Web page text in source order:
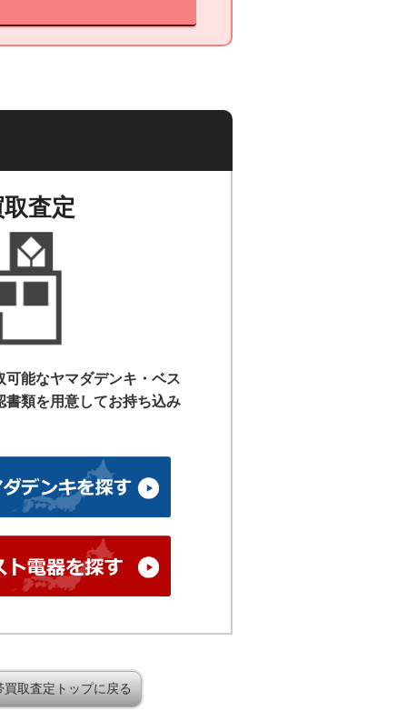
査定
能なヤマダデンキ・ベス
書類を用意してお持ち込み
買取査定トップに戻る